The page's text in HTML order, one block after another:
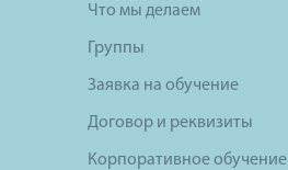
Что мы делаем
Группы
Заявка на обучение
Договор и реквизиты
Корпоративное обучение